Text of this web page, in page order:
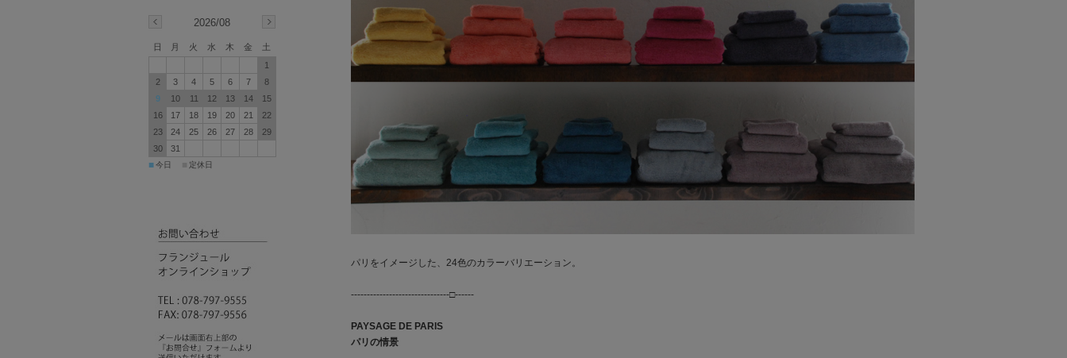
パリをイメージした、24色のカラーバリエーション。
-------------------------------□------
PAYSAGE DE PARIS
パリの情景
2026/08
日 月 火 水 木 金
土
1
2
3 4 5 6 7
8
9
10 11 12 13 14
15
16
17 18 19 20 21
22
23
24 25 26 27 28
29
30
31
■今日 定休日